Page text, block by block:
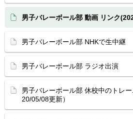
男子バレーボール部 動画 リンク
男子バレーボール部 NHKで生中継
男子バレーボール部 ラジオ出演
男子バレーボール部 休校中のトレ
20/05/08更新）